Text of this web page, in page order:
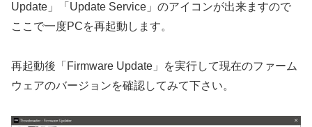
Update」「Update Service」のアイコンが出来ますので
ここで一度PCを再起動します。
再起動後「Firmware Update」を実行して現在のファーム
ウェアのバージョンを確認してみて下さい。